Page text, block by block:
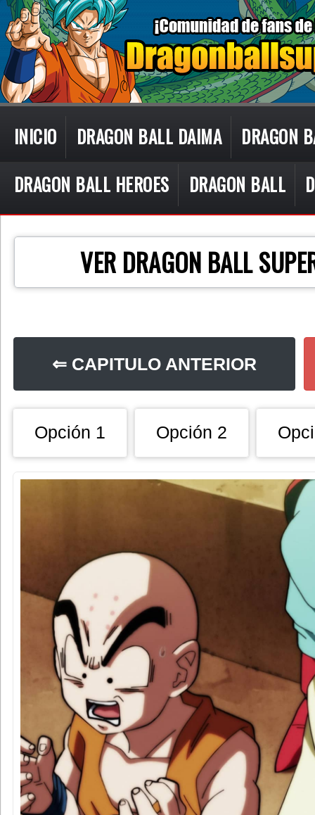
INICIO DRAGON BALL DAIMA
DRAGON
DRAGON BALL HEROES
DRAGON BALL
CON
VER DRAGON BALL
⇐ CAPITULO ANTERIOR
Opción 1 Opción 2